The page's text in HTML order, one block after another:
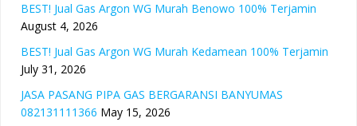
BEST! Jual Gas Argon WG Murah Benowo 100% Terjamin
August 4, 2026
BEST! Jual Gas Argon WG Murah Kedamean 100% Terjamin
July 31, 2026
JASA PASANG PIPA GAS BERGARANSI BANYUMAS
082131111366 May 15, 2026